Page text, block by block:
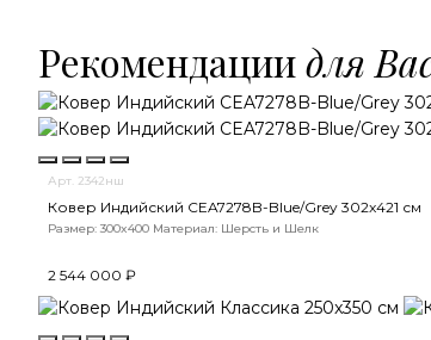
Рекомендациидля
Арт. 2342нш
Ковер Индийский CEA7278B-Blue/Grey 302x421 см
Размер: 300x400 Материал: Шерсть и Шелк
2 544 000 ₽